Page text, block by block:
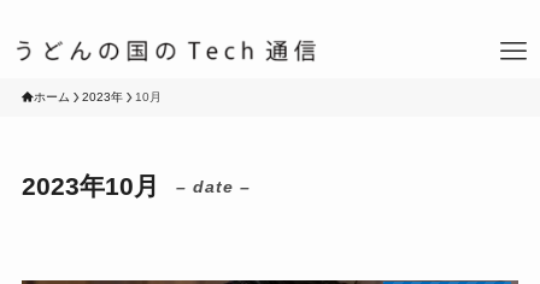
ホーム 2023年 10月
2023年10月 – date –